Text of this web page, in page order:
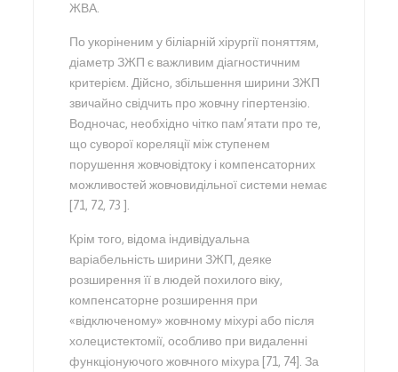
ЖВА.
По укоріненим у біліарній хірургії поняттям,
діаметр ЗЖП є важливим діагностичним
критерієм. Дійсно, збільшення ширини ЗЖП
звичайно свідчить про жовчну гіпертензію.
Водночас, необхідно чітко пам’ятати про те,
що суворої кореляції між ступенем
порушення жовчовідтоку і компенсаторних
можливостей жовчовидільної системи немає
[71, 72, 73 ].
Крім того, відома індивідуальна
варіабельність ширини ЗЖП, деяке
розширення її в людей похилого віку,
компенсаторне розширення при
«відключеному» жовчному міхурі або після
холецистектомії, особливо при видаленні
функціонуючого жовчного міхура [71, 74]. За